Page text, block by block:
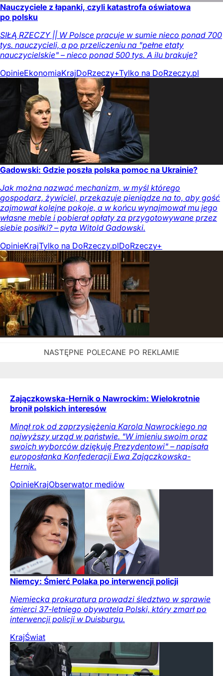
Nauczyciele z łapanki, czyli katastrofa oświatowa
po polsku
SIŁĄ RZECZY || W Polsce pracuje w sumie nieco ponad 700
tys. nauczycieli, a po przeliczeniu na "pełne etaty
nauczycielskie" – nieco ponad 500 tys. A ilu brakuje?
OpinieEkonomiaKrajDoRzeczy+Tylko na DoRzeczy.pl
Gadowski: Gdzie poszła polska pomoc na Ukrainie?
Jak można nazwać mechanizm, w myśl którego
gospodarz, żywiciel, przekazuje pieniądze na to, aby gość
zajmował kolejne pokoje, a w końcu wynajmował mu jego
własne meble i pobierał opłaty za przygotowywane przez
siebie posiłki? – pyta Witold Gadowski.
OpinieKrajTylko na DoRzeczy.plDoRzeczy+
Zajączkowska-Hernik o Nawrockim: Wielokrotnie
bronił polskich interesów
Minął rok od zaprzysiężenia Karola Nawrockiego na
najwyższy urząd w państwie. "W imieniu swoim oraz
swoich wyborców dziękuję Prezydentowi" – napisała
europosłanka Konfederacji Ewa Zajączkowska-
Hernik.
OpinieKrajObserwator mediów
Niemcy: Śmierć Polaka po interwencji policji
Niemiecka prokuratura prowadzi śledztwo w sprawie
śmierci 37-letniego obywatela Polski, który zmarł po
interwencji policji w Duisburgu.
KrajŚwiat